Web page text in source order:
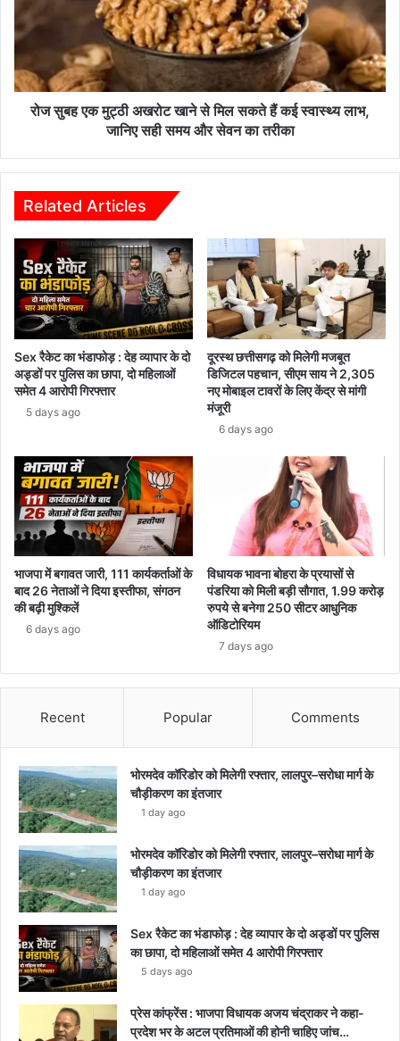
34
हुए
अखरोट
खाने
मिल
सकते
सही
समय
और
सेवन
का
तरीका
रोज सुबह एक मुट्ठी अखरोट खाने से मिल सकते हैं कई स्वास्थ्य लाभ,
जानिए सही समय और सेवन का तरीका
Related Articles
Sex रैकेट का भंडाफोड़ : देह व्यापार के दो
अड्डों पर पुलिस का छापा, दो महिलाओं
समेत 4 आरोपी गिरफ्तार
5 days ago
दूरस्थ छत्तीसगढ़ को मिलेगी मजबूत
डिजिटल पहचान, सीएम साय ने 2,305
नए मोबाइल टावरों के लिए केंद्र से मांगी
मंजूरी
6 days ago
भाजपा में बगावत जारी, 111 कार्यकर्ताओं के
बाद 26 नेताओं ने दिया इस्तीफा, संगठन
की बढ़ी मुश्किलें
6 days ago
विधायक भावना बोहरा के प्रयासों से
पंडरिया को मिली बड़ी सौगात, 1.99 करोड़
रुपये से बनेगा 250 सीटर आधुनिक
ऑडिटोरियम
7 days ago
Recent Popular Comments
भोरमदेव कॉरिडोर को मिलेगी रफ्तार, लालपुर–सरोधा मार्ग के
चौड़ीकरण का इंतजार
1 day ago
भोरमदेव कॉरिडोर को मिलेगी रफ्तार, लालपुर–सरोधा मार्ग के
चौड़ीकरण का इंतजार
1 day ago
Sex रैकेट का भंडाफोड़ : देह व्यापार के दो अड्डों पर पुलिस
का छापा, दो महिलाओं समेत 4 आरोपी गिरफ्तार
5 days ago
प्रेस कांफ्रेंस : भाजपा विधायक अजय चंद्राकर ने कहा-
प्रदेश भर के अटल प्रतिमाओं की होनी चाहिए जांच…